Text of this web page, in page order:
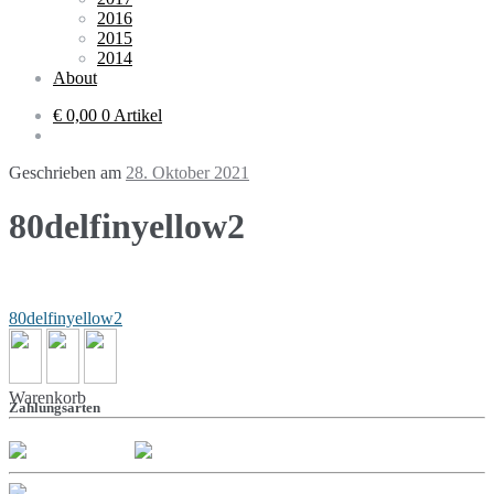
2016
2015
2014
About
€ 0,00 0 Artikel
Geschrieben am 28. Oktober 2021
80delfinyellow2
Beitragsnavigation
80delfinyellow2
Warenkorb
Zahlungsarten